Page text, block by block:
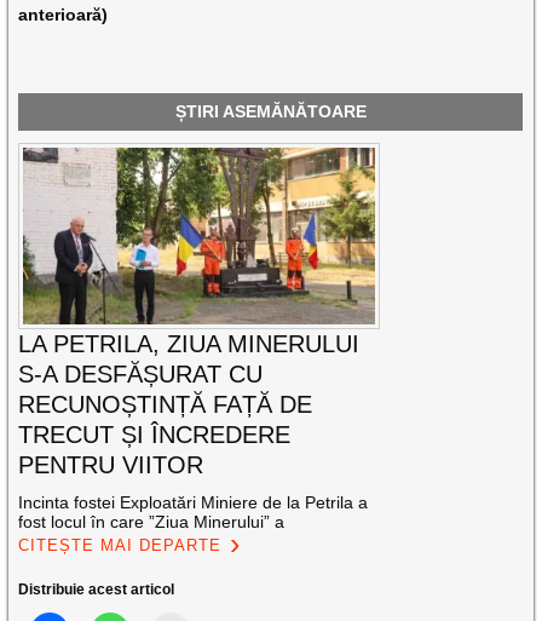
anterioară)
ȘTIRI ASEMĂNĂTOARE
LA PETRILA, ZIUA MINERULUI
S-A DESFĂȘURAT CU
RECUNOȘTINȚĂ FAȚĂ DE
TRECUT ȘI ÎNCREDERE
PENTRU VIITOR
Incinta fostei Exploatări Miniere de la Petrila a
fost locul în care ”Ziua Minerului” a
CITEȘTE MAI DEPARTE
Distribuie acest articol